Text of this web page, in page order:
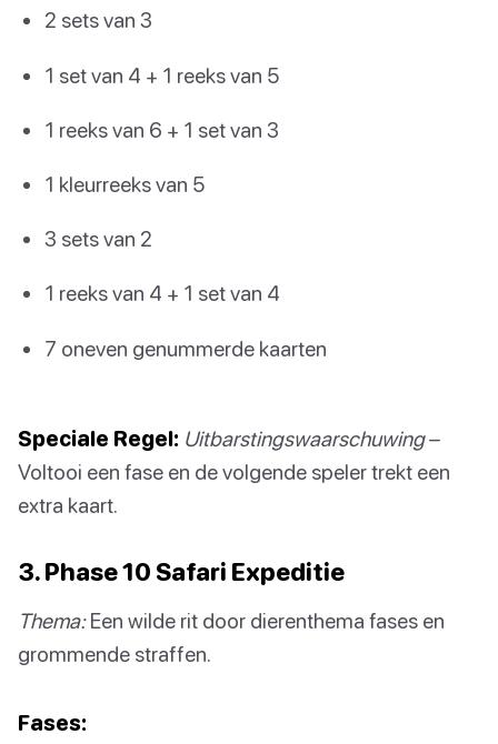
2 sets van 3
1 set van 4 + 1 reeks van 5
1 reeks van 6 + 1 set van 3
1 kleurreeks van 5
3 sets van 2
1 reeks van 4 + 1 set van 4
7 oneven genummerde kaarten
Speciale Regel: Uitbarstingswaarschuwing–
Voltooi een fase en de volgende speler trekt een
extra kaart.
3. Phase 10 Safari Expeditie
Thema:Een wilde rit door dierenthema fases en
grommende straffen.
Fases: